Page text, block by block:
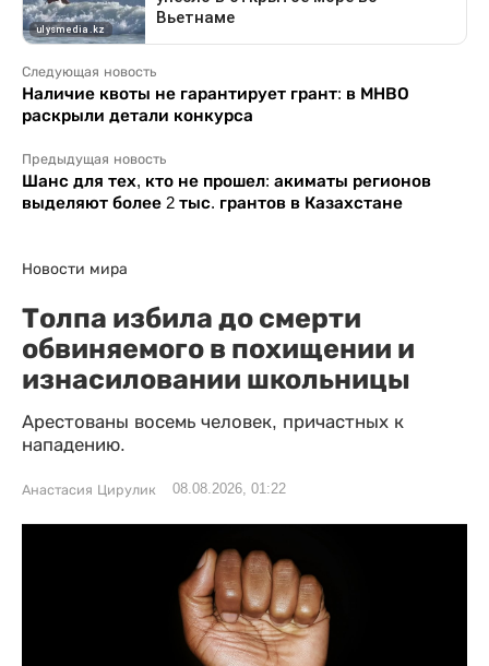
Следующая новость
Наличие квоты не гарантирует грант: в МНВО
раскрыли детали конкурса
Предыдущая новость
Шанс для тех, кто не прошел: акиматы регионов
выделяют более 2 тыс. грантов в Казахстане
Новости мира
Толпа избила до смерти
обвиняемого в похищении и
изнасиловании школьницы
Арестованы восемь человек, причастных к
нападению.
Анастасия Цирулик 08.08.2026, 01:22